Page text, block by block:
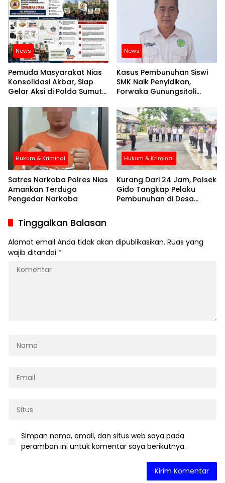
Polda Sumut
News
Pemuda Masyarakat Nias
Konsolidasi Akbar, Siap
Gelar Aksi di Polda Sumut
Kapolres Nias
News
Kasus Pembunuhan Siswi
SMK Naik Penyidikan,
Forwaka Gunungsitoli
Tangkap Pelaku
Hukum & Kriminal
Satres Narkoba Polres Nias
Amankan Terduga
Pengedar Narkoba
Hukum & Kriminal
Kurang Dari 24 Jam, Polsek
Gido Tangkap Pelaku
Pembunuhan di Desa
Tinggalkan Balasan
Alamat email Anda tidak akan dipublikasikan. Ruas yang
wajib ditandai *
Simpan nama, email, dan situs web saya pada
peramban ini untuk komentar saya berikutnya.